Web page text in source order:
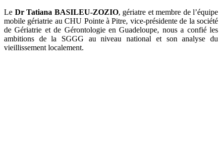
Le Dr Tatiana BASILEU-ZOZIO, gériatre et membre de l’équipe
mobile gériatrie au CHU Pointe à Pitre, vice-présidente de la société
de Gériatrie et de Gérontologie en Guadeloupe, nous a confié les
ambitions de la SGGG au niveau national et son analyse du
vieillissement localement.